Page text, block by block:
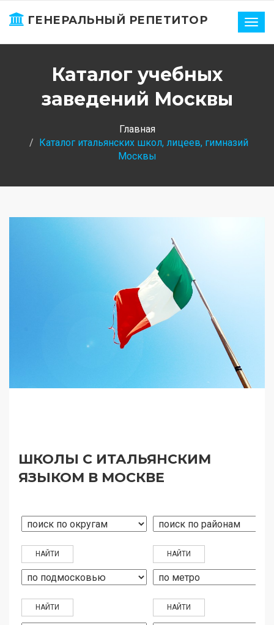
ГЕНЕРАЛЬНЫЙ РЕПЕТИТОР
Каталог учебных
заведений Москвы
Главная
Каталог итальянских школ, лицеев, гимназий
Москвы
ШКОЛЫ С ИТАЛЬЯНСКИМ
ЯЗЫКОМ В МОСКВЕ